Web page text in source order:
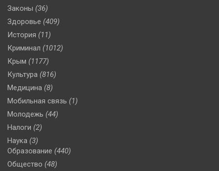
Законы (36)
Здоровье (409)
История (11)
Криминал (1012)
Крым (1177)
Культура (816)
Медицина (8)
Мобильная связь (1)
Молодежь (44)
Налоги (2)
Наука (3)
Образование (440)
Общество (48)